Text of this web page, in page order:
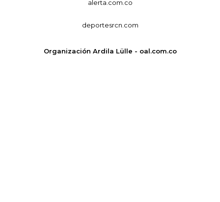
alerta.com.co
deportesrcn.com
Organización Ardila Lülle - oal.com.co